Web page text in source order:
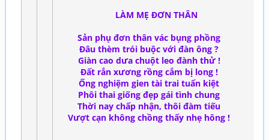
LÀM MẸ ĐƠN THÂN
Sản phụ đơn thân vác bụng phồng
Đâu thèm trói buộc với đàn ông ?
Giàn cao dưa chuột leo đành thử !
Đất rắn xương rồng cắm bị long !
Ống nghiệm gien tài trai tuấn kiệt
Phôi thai giống đẹp gái tình chung
Thời nay chấp nhận, thôi đàm tiếu
Vượt cạn không chồng thấy nhẹ hông !